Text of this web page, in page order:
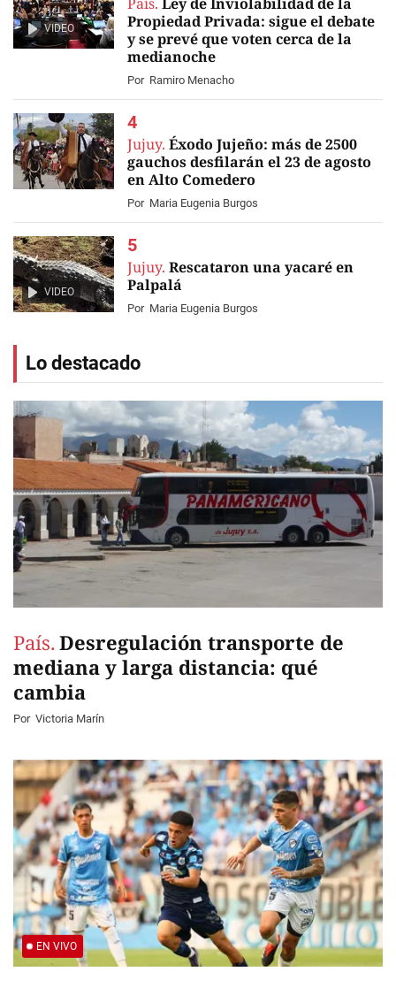
VIDEO
Propiedad Privada: sigue el debate
y se prevé que voten cerca de la
medianoche
Por Ramiro Menacho
Jujuy. Éxodo Jujeño: más de 2500
gauchos desfilarán el 23 de agosto
en Alto Comedero
Por Maria Eugenia Burgos
VIDEO
Jujuy. Rescataron una yacaré en
Palpalá
Por Maria Eugenia Burgos
Lo destacado
País. Desregulación transporte de
mediana y larga distancia: qué
cambia
Por Victoria Marín
EN VIVO